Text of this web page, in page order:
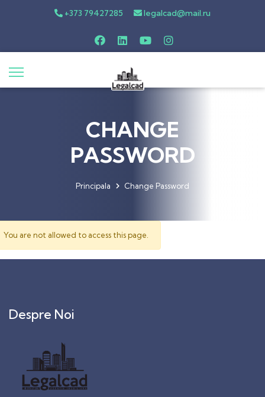
+373 79427285 legalcad@mail.ru
CHANGE
PASSWORD
Principala Change Password
You are not allowed to access this page.
Despre Noi